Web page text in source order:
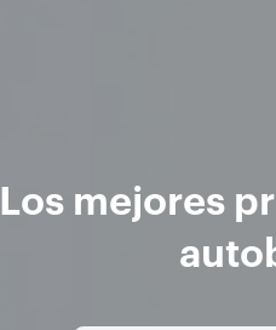
Los mejores